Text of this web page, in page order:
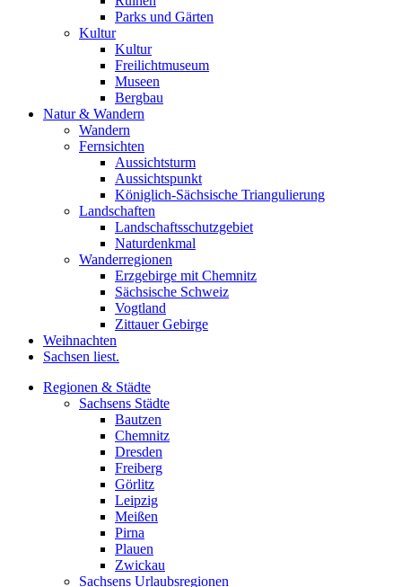
Parks und Gärten
Kultur
Kultur
Freilichtmuseum
Museen
Bergbau
Natur & Wandern
Wandern
Fernsichten
Aussichtsturm
Aussichtspunkt
Königlich-Sächsische Triangulierung
Landschaften
Landschaftsschutzgebiet
Naturdenkmal
Wanderregionen
Erzgebirge mit Chemnitz
Sächsische Schweiz
Vogtland
Zittauer Gebirge
Weihnachten
Sachsen liest.
Regionen & Städte
Sachsens Städte
Bautzen
Chemnitz
Dresden
Freiberg
Görlitz
Leipzig
Meißen
Pirna
Plauen
Zwickau
Sachsens Urlaubsregionen